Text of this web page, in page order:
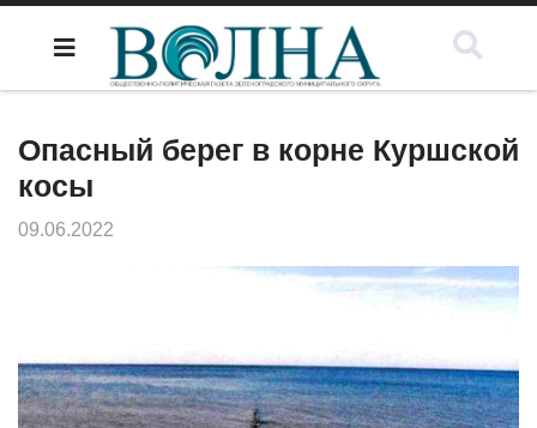
Опасный берег в корне Куршской
косы
09.06.2022